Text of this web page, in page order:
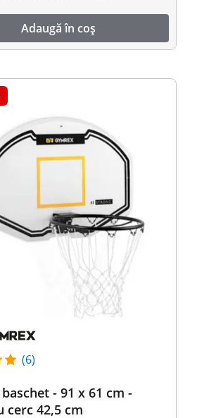
Adaugă în coș
(6)
- 91 x 61 cm -
cerc 42,5 cm